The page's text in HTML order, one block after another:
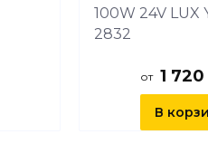
100W 24V LUX
2832
от 1
В